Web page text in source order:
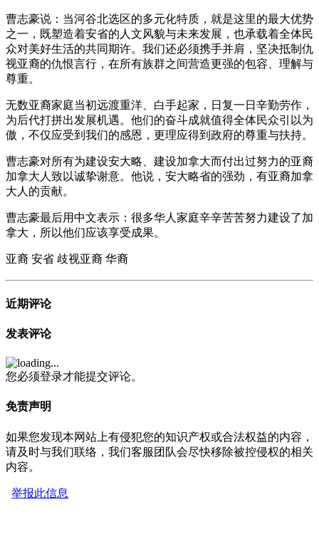
曹志豪说：当河谷北选区的多元化特质，就是这里的最大优势
之一，既塑造着安省的人文风貌与未来发展，也承载着全体民
众对美好生活的共同期许。我们还必须携手并肩，坚决抵制仇
视亚裔的仇恨言行，在所有族群之间营造更强的包容、理解与
尊重。
无数亚裔家庭当初远渡重洋、白手起家，日复一日辛勤劳作，
为后代打拼出发展机遇。他们的奋斗成就值得全体民众引以为
傲，不仅应受到我们的感恩，更理应得到政府的尊重与扶持。
曹志豪对所有为建设安大略、建设加拿大而付出过努力的亚裔
加拿大人致以诚挚谢意。他说，安大略省的强劲，有亚裔加拿
大人的贡献。
曹志豪最后用中文表示：很多华人家庭辛辛苦苦努力建设了加
拿大，所以他们应该享受成果。
亚裔 安省 歧视亚裔 华裔
近期评论
发表评论
您必须登录才能提交评论。
免责声明
如果您发现本网站上有侵犯您的知识产权或合法权益的内容，
请及时与我们联络，我们客服团队会尽快移除被控侵权的相关
内容。
举报此信息